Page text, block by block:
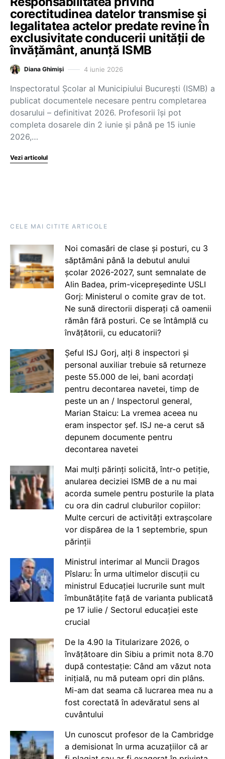
corectitudinea datelor transmise şi
legalitatea actelor predate revine în
exclusivitate conducerii unității de
învățământ, anunță ISMB
Diana Ghimiși 4 iunie 2026
Inspectoratul Școlar al Municipiului București (ISMB) a
publicat documentele necesare pentru completarea
dosarului – definitivat 2026. Profesorii își pot
completa dosarele din 2 iunie și până pe 15 iunie
2026,…
Vezi articolul
CELE MAI CITITE ARTICOLE
Noi comasări de clase și posturi, cu 3
săptămâni până la debutul anului
școlar 2026-2027, sunt semnalate de
Alin Badea, prim-vicepreședinte USLI
Gorj: Ministerul o comite grav de tot.
Ne sună directorii disperați că oamenii
rămân fără posturi. Ce se întâmplă cu
învățătorii, cu educatorii?
Șeful ISJ Gorj, alți 8 inspectori și
personal auxiliar trebuie să returneze
peste 55.000 de lei, bani acordați
pentru decontarea navetei, timp de
peste un an / Inspectorul general,
Marian Staicu: La vremea aceea nu
eram inspector șef. ISJ ne-a cerut să
depunem documente pentru
decontarea navetei
Mai mulți părinți solicită, într-o petiție,
anularea deciziei ISMB de a nu mai
acorda sumele pentru posturile la plata
cu ora din cadrul cluburilor copiilor:
Multe cercuri de activități extrașcolare
vor dispărea de la 1 septembrie, spun
părinții
Ministrul interimar al Muncii Dragos
Pîslaru: În urma ultimelor discuții cu
ministrul Educației lucrurile sunt mult
îmbunătățite față de varianta publicată
pe 17 iulie / Sectorul educației este
crucial
De la 4.90 la Titularizare 2026, o
învățătoare din Sibiu a primit nota 8.70
după contestație: Când am văzut nota
inițială, nu mă puteam opri din plâns.
Mi-am dat seama că lucrarea mea nu a
fost corectată în adevăratul sens al
cuvântului
Un cunoscut profesor de la Cambridge
a demisionat în urma acuzațiilor că ar